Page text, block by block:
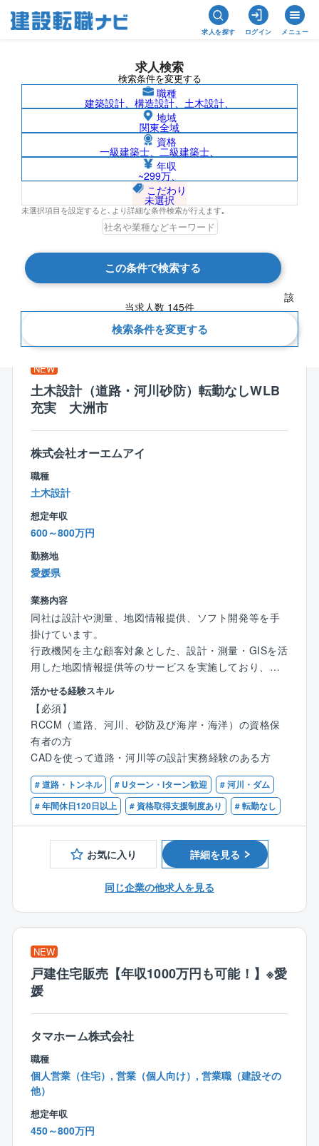
求人を探す ログイン メニュー
求人検索
検索条件を変更する
職種
建築設計、構造設計、土木設計、
地域
関東全域
資格
一級建築士、二級建築士、
年収
~299万、
こだわり
未選択
未選択項目を設定すると､より詳細な条件検索が行えます｡
この条件で検索する
該
当求人数 145件
検索条件を変更する
愛媛県の求人検索結果一覧
検索結果 145 件
現在の検索条件
NEW
土木設計（道路・河川砂防）転勤なしWLB
充実 大洲市
株式会社オーエムアイ
職種
土木設計
想定年収
600～800万円
勤務地
愛媛県
業務内容
同社は設計や測量、地図情報提供、ソフト開発等を手
掛けています。
行政機関を主な顧客対象とした、設計・測量・GISを活
用した地図情報提供等のサービスを実施しており、北
は岩手県、南は熊本県まで広いサービスエリアに発信
しています。独自に開発し特許を持つ『地図情報サー
ビスシステム』については、他社の追随を許さず、ま
すます需要が増加しています。行政機関からの依頼を
受けて、着実に受注業績を伸ばしています。
■「えひめが誇るスゴ技201選」にも同社の地理情報シ
ステムを用いた農政業務の支援システムが紹介されて
います。
【業務概要】
・官公庁から受注した道路や河川等の設計業務をお任
せします。
地上測量を行ったデータを元に、計算・分析・判断
し、道路・河川砂防等の設計を行います。
・発注者である官公庁担当者や同社測量部門との打ち
合わせ
・専用ＣＡＤを用いて、定められたルールに従い設計
【設計エリア】愛媛県の南予地区の道路・河川砂防等
の構造物が中心。
【設計技術】三次元データを用いた設計など、最新の
技術も取り入れております。
※将来的には技術士資格などを取り、リーダーとして、
チームを牽引していただきたいです
■ポイント
※公共事業を中心としており、安定した事業運営
※残業がそれほど多くないのでWLBを大切にできます
※特許取得につながるアイディアには100万円支給！
活かせる経験スキル
【必須】
RCCM（道路、河川、砂防及び海岸・海洋）の資格保
有者の方
CADを使って道路・河川等の設計実務経験のある方
# 道路・トンネル # Uターン・Iターン歓迎
# 河川・ダム
# 年間休日120日以上
# 資格取得支援制度あり # 転勤なし
お気に入り 詳細を見る
同じ企業の他求人を見る
NEW
戸建住宅販売【年収1000万円も可能！】※愛
媛
タマホーム株式会社
職種
個人営業（住宅）, 営業（個人向け）, 営業職（建設その
他）
想定年収
450～800万円